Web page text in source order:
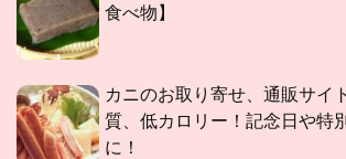
食べ物】
カニのお取り寄せ、通販サイ
質、低カロリー！記念日や特
に！